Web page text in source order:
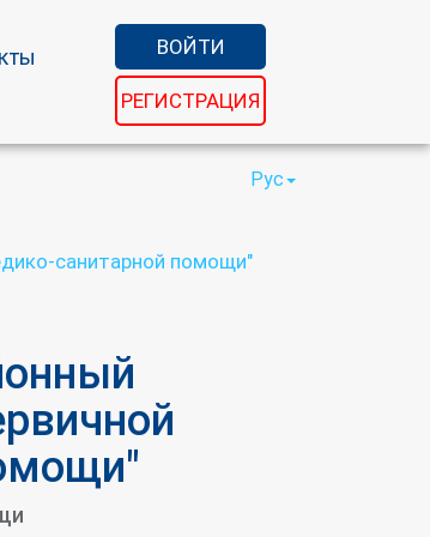
ВОЙТИ
РЕГИСТРАЦИЯ
санитарной помощи"
Рус